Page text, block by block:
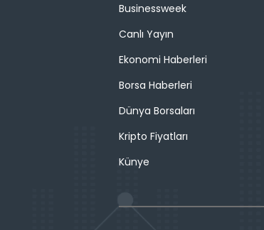
Businessweek
Canlı Yayın
Ekonomi Haberleri
Borsa Haberleri
Dünya Borsaları
Kripto Fiyatları
Künye